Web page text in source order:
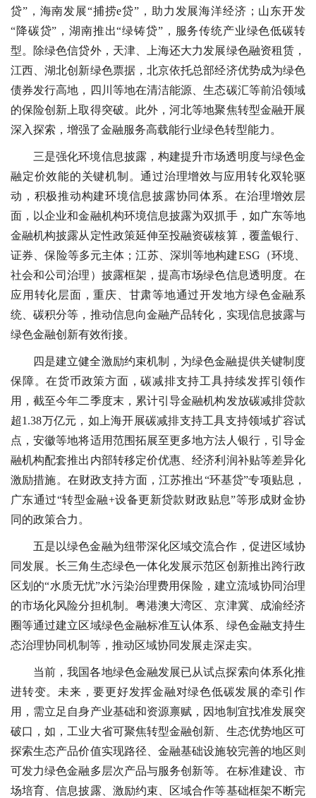
贷”，海南发展“捕捞e贷”，助力发展海洋经济；山东开发
“降碳贷”，湖南推出“绿铸贷”，服务传统产业绿色低碳转
型。除绿色信贷外，天津、上海还大力发展绿色融资租赁，
江西、湖北创新绿色票据，北京依托总部经济优势成为绿色
债券发行高地，四川等地在清洁能源、生态碳汇等前沿领域
的保险创新上取得突破。此外，河北等地聚焦转型金融开展
深入探索，增强了金融服务高载能行业绿色转型能力。
三是强化环境信息披露，构建提升市场透明度与绿色金
融定价效能的关键机制。通过治理增效与应用转化双轮驱
动，积极推动构建环境信息披露协同体系。在治理增效层
面，以企业和金融机构环境信息披露为双抓手，如广东等地
金融机构披露从定性政策延伸至投融资碳核算，覆盖银行、
证券、保险等多元主体；江苏、深圳等地构建ESG（环境、
社会和公司治理）披露框架，提高市场绿色信息透明度。在
应用转化层面，重庆、甘肃等地通过开发地方绿色金融系
统、碳积分等，推动信息向金融产品转化，实现信息披露与
绿色金融创新有效衔接。
四是建立健全激励约束机制，为绿色金融提供关键制度
保障。在货币政策方面，碳减排支持工具持续发挥引领作
用，截至今年二季度末，累计引导金融机构发放碳减排贷款
超1.38万亿元，如上海开展碳减排支持工具支持领域扩容试
点，安徽等地将适用范围拓展至更多地方法人银行，引导金
融机构配套推出内部转移定价优惠、经济利润补贴等差异化
激励措施。在财政支持方面，江苏推出“环基贷”专项贴息，
广东通过“转型金融+设备更新贷款财政贴息”等形成财金协
同的政策合力。
五是以绿色金融为纽带深化区域交流合作，促进区域协
同发展。长三角生态绿色一体化发展示范区创新推出跨行政
区划的“水质无忧”水污染治理费用保险，建立流域协同治理
的市场化风险分担机制。粤港澳大湾区、京津冀、成渝经济
圈等通过建立区域绿色金融标准互认体系、绿色金融支持生
态治理协同机制等，推动区域协同发展走深走实。
当前，我国各地绿色金融发展已从试点探索向体系化推
进转变。未来，要更好发挥金融对绿色低碳发展的牵引作
用，需立足自身产业基础和资源禀赋，因地制宜找准发展突
破口，如，工业大省可聚焦转型金融创新、生态优势地区可
探索生态产品价值实现路径、金融基础设施较完善的地区则
可发力绿色金融多层次产品与服务创新等。在标准建设、市
场培育、信息披露、激励约束、区域合作等基础框架不断完